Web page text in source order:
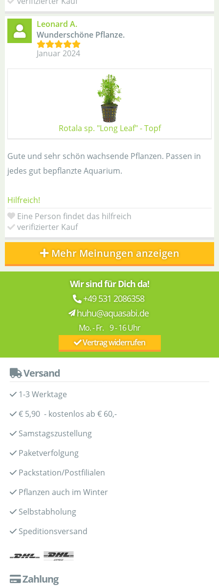
Leonard A.
Wunderschöne Pflanze.
Januar 2024
Rotala sp. "Long Leaf" - Topf
Gute und sehr schön wachsende Pflanzen. Passen in
jedes gut bepflanzte Aquarium.
Hilfreich!
Eine Person findet das hilfreich
verifizierter Kauf
Mehr Meinungen anzeigen
Wir sind für Dich da!
+49 531 2086358
huhu@aquasabi.de
Mo. - Fr. 9 - 16 Uhr
Vertrag widerrufen
Versand
1-3 Werktage
€ 5,90 - kostenlos ab € 60,-
Samstagszustellung
Paketverfolgung
Packstation/Postfilialen
Pflanzen auch im Winter
Selbstabholung
Speditionsversand
Zahlung